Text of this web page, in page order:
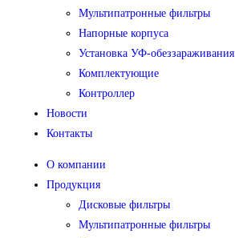
Мультипатронные фильтры
Напорные корпуса
Установка УФ-обеззараживания
Комплектующие
Контроллер
Новости
Контакты
О компании
Продукция
Дисковые фильтры
Мультипатронные фильтры